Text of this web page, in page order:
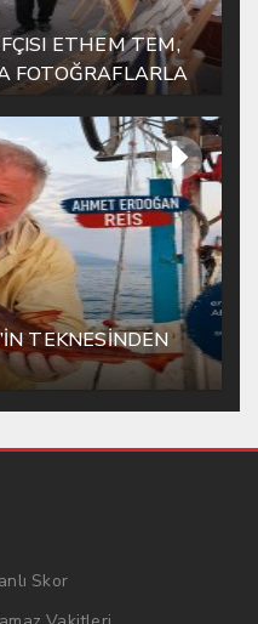
ETHEM TEM,
FOTOĞRAFLARLA
TEKNESİNDEN
Skor